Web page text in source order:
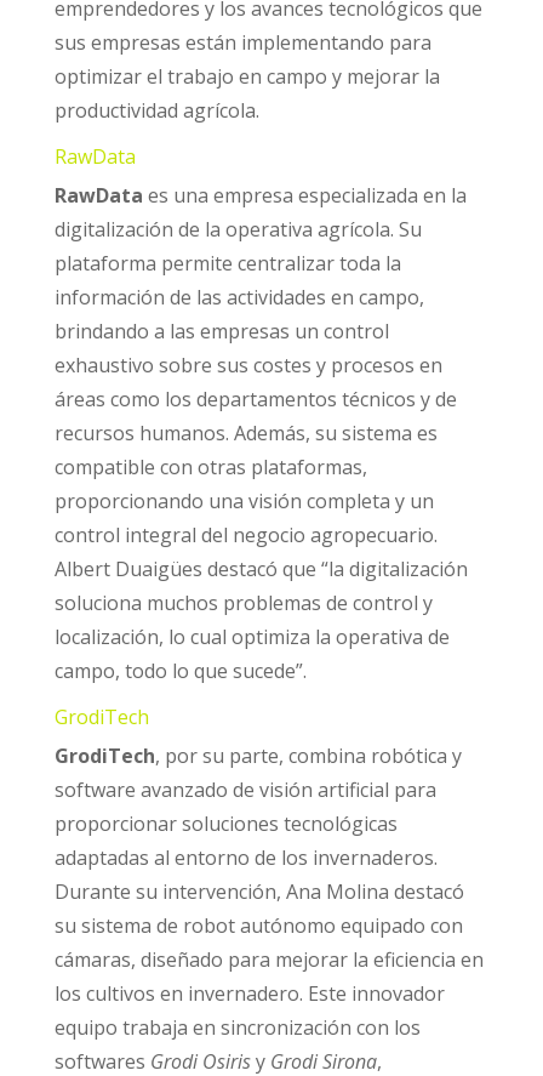
emprendedores y los avances tecnológicos que
sus empresas están implementando para
optimizar el trabajo en campo y mejorar la
productividad agrícola.
RawData
RawData es una empresa especializada en la
digitalización de la operativa agrícola. Su
plataforma permite centralizar toda la
información de las actividades en campo,
brindando a las empresas un control
exhaustivo sobre sus costes y procesos en
áreas como los departamentos técnicos y de
recursos humanos. Además, su sistema es
compatible con otras plataformas,
proporcionando una visión completa y un
control integral del negocio agropecuario.
Albert Duaigües destacó que “la digitalización
soluciona muchos problemas de control y
localización, lo cual optimiza la operativa de
campo, todo lo que sucede”.
GrodiTech
GrodiTech, por su parte, combina robótica y
software avanzado de visión artificial para
proporcionar soluciones tecnológicas
adaptadas al entorno de los invernaderos.
Durante su intervención, Ana Molina destacó
su sistema de robot autónomo equipado con
cámaras, diseñado para mejorar la eficiencia en
los cultivos en invernadero. Este innovador
equipo trabaja en sincronización con los
softwares Grodi Osirisy Grodi Sirona,